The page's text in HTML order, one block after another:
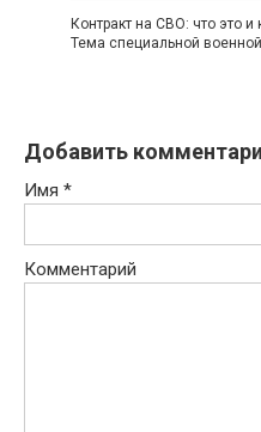
Контракт на СВО: что это и
Тема специальной
Добавить
Имя *
Комментарий